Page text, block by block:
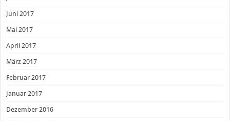
Juni 2017
Mai 2017
April 2017
März 2017
Februar 2017
Januar 2017
Dezember 2016